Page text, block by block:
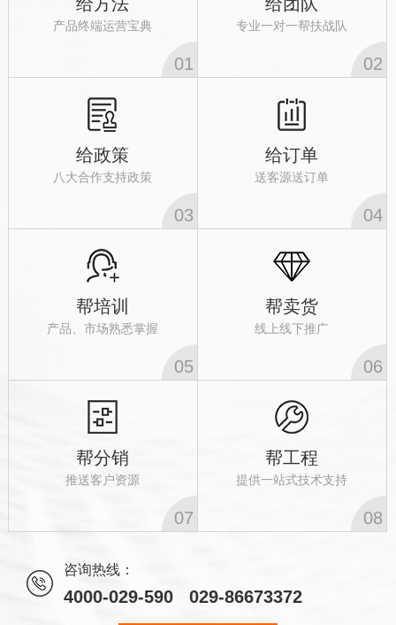
产品终端运营宝典
01
专业一对一帮扶战队
02
给政策
八大合作支持政策
03
给订单
送客源送订单
04
帮培训
产品、市场熟悉掌握
05
帮卖货
线上线下推广
06
帮分销
推送客户资源
07
帮工程
提供一站式技术支持
08
咨询热线：
4000-029-590 029-86673372